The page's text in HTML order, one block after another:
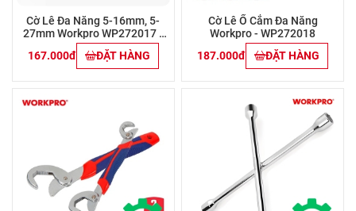
Cờ Lê Đa Năng 5-16mm, 5-
27mm Workpro WP272017 -
WP272016
167.000đ ĐẶT HÀNG
Cờ Lê Ổ Cắm Đa Năng
Workpro - WP272018
187.000đ
ĐẶT HÀNG